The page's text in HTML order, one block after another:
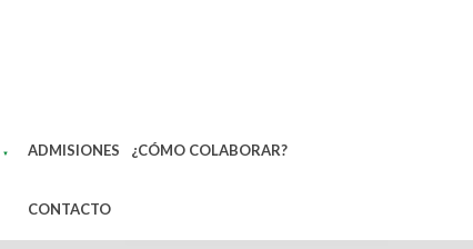
▼ ADMISIONES ¿CÓMO COLABORAR?
CONTACTO